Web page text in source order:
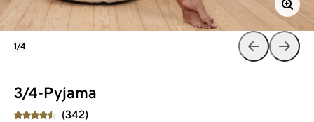
3/4-Pyjama
(342)
1/4